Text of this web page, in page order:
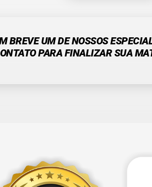
BREVE UM DE NOSSOS
PARA FINALIZAR SUA